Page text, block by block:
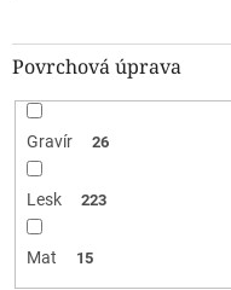
Povrchová úprava
Gravír 26
Lesk 223
Mat 15